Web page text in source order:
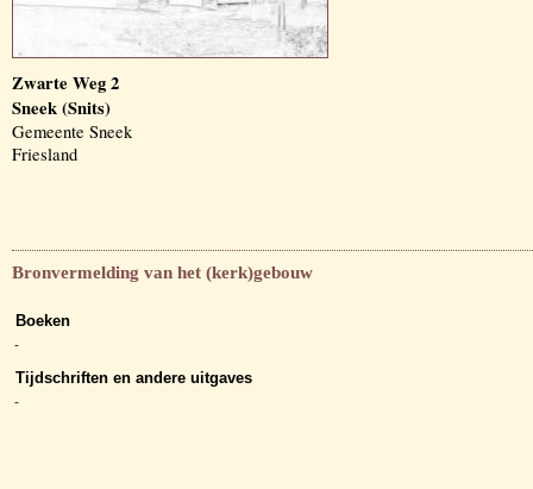
Zwarte Weg 2
Sneek (Snits)
Gemeente Sneek
Friesland
Bronvermelding van het (kerk)gebouw
Boeken
-
Tijdschriften en andere uitgaves
-